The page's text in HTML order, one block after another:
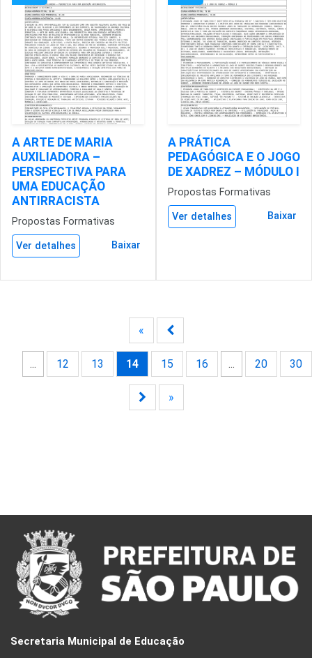
A ARTE DE MARIA
AUXILIADORA –
PERSPECTIVA PARA
UMA EDUCAÇÃO
ANTIRRACISTA
Propostas Formativas
Ver detalhes Baixar
A PRÁTICA
PEDAGÓGICA E O JOGO
DE XADREZ – MÓDULO I
Propostas Formativas
Ver detalhes Baixar
«
... 12 13 14 15 16 ... 20 30
»
Secretaria Municipal de Educação